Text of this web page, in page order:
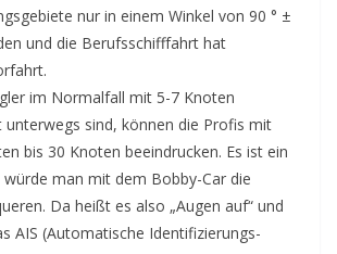
nur in einem Winkel von 90 ° ±
und die Berufsschifffahrt hat
im Normalfall mit 5-7 Knoten
unterwegs sind, können die Profis mit
bis 30 Knoten beeindrucken. Es ist ein
man mit dem Bobby-Car die
Da heißt es also „Augen auf“ und
AIS (Automatische Identifizierungs-